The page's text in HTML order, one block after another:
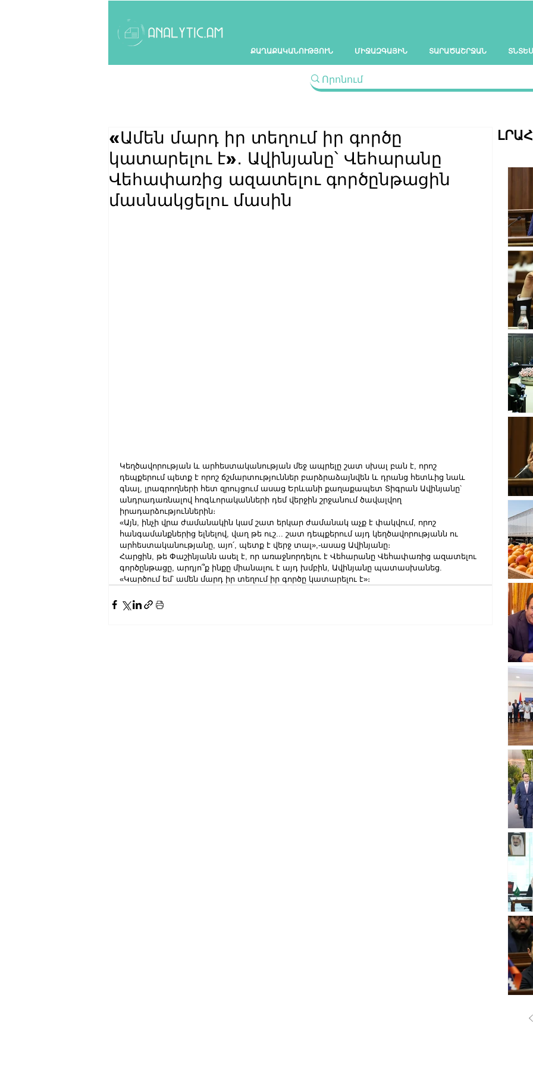
ՔԱՂԱՔԱԿԱՆՈՒԹՅՈՒՆ ՄԻՋԱԶԳԱՅԻՆ ՏԱՐԱԾԱՇՐՋԱՆ
«Ամեն մարդ իր տեղում իր գործը
կատարելու է»․ Ավինյանը՝ Վեհարանը
Վեհափառից ազատելու գործընթացին
մասնակցելու մասին
Կեղծավորության և արհեստականության մեջ ապրելը շատ սխալ բան է, որոշ
դեպքերում պետք է որոշ ճշմարտություններ բարձրաձայնվեն և դրանց հետևից նաև
գնալ, լրագրողների հետ զրույցում ասաց Երևանի քաղաքապետ Տիգրան Ավինյանը՝
անդրադառնալով հոգևորականների դեմ վերջին շրջանում ծավալվող
իրադարձություններին։
«Այն, ինչի վրա ժամանակին կամ շատ երկար ժամանակ աչք է փակվում, որոշ
հանգամանքներից ելնելով, վաղ թե ուշ... շատ դեպքերում այդ կեղծավորությանն ու
արհեստականությանը, այո՛, պետք է վերջ տալ»,-ասաց Ավինյանը։
Հարցին, թե Փաշինյանն ասել է, որ առաջնորդելու է Վեհարանը Վեհափառից ազատելու
գործընթացը, արդյո՞ք ինքը միանալու է այդ խմբին, Ավինյանը պատասխանեց.
«Կարծում եմ՝ ամեն մարդ իր տեղում իր գործը կատարելու է»։